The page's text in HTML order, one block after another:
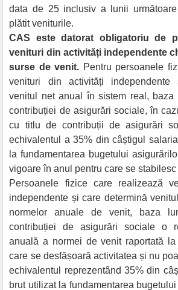
data de 25 inclusiv a lunii
plătit veniturile.
CAS este datorat obligatoriu de
venituri din activități independente
surse de venit. Pentru persoanele
venituri din activități independente
venitul net anual în sistem real, baza
contribuției de asigurări sociale, în
cu titlu de contribuții de asigurări
echivalentul a 35% din câștigul
la fundamentarea bugetului
vigoare în anul pentru care se
Persoanele fizice care realizează
independente și care determină
normelor anuale de venit, baza
contribuției de asigurări sociale o
anuală a normei de venit raportată
care se desfășoară activitatea și nu
echivalentul reprezentând 35% din
brut utilizat la fundamentarea